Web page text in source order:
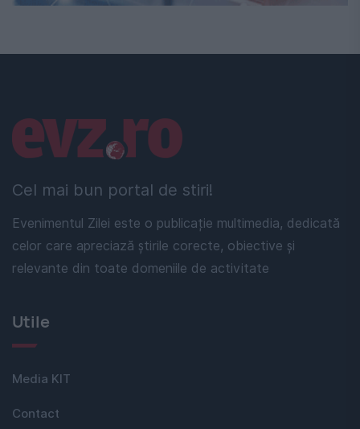
Cel mai bun portal de stiri!
Evenimentul Zilei este o publicație multimedia, dedicată
celor care apreciază știrile corecte, obiective și
relevante din toate domeniile de activitate
Linkuri utile
Utile
Media KIT
Contact